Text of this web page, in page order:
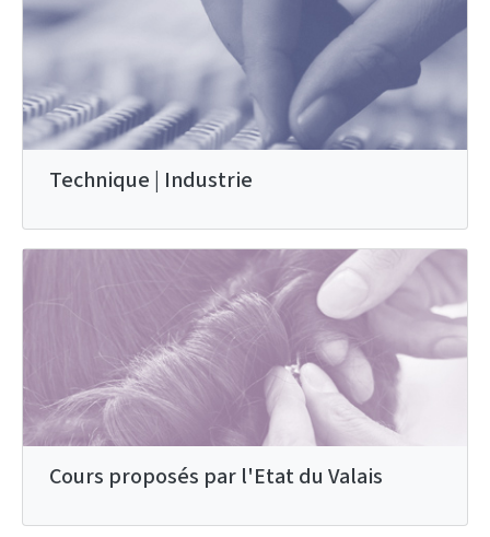
Technique | Industrie
Cours proposés par l'Etat du Valais